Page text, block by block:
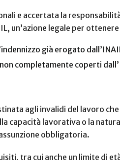
e accertata la
un’azione legale per
già erogato
completamente coperti
agli invalidi del lavoro
capacità lavorativa o la
obbligatoria.
tra cui anche un limite di